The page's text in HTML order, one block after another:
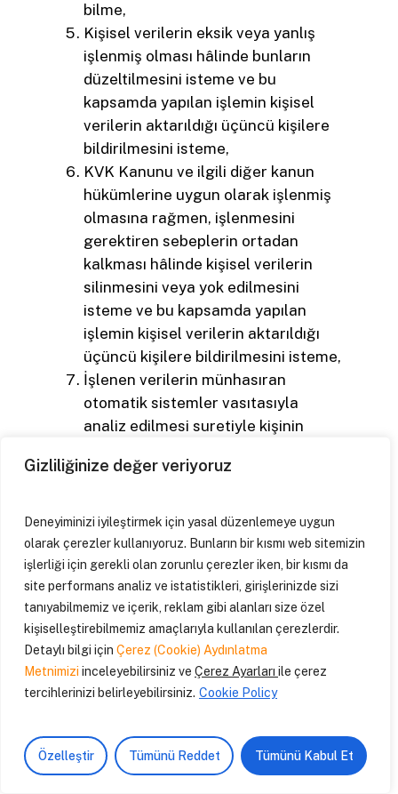
Gizliliğinize değer veriyoruz
Deneyiminizi iyileştirmek için yasal düzenlemeye uygun
olarak çerezler kullanıyoruz. Bunların bir kısmı web sitemizin
işlerliği için gerekli olan zorunlu çerezler iken, bir kısmı da
site performans analiz ve istatistikleri, girişlerinizde sizi
tanıyabilmemiz ve içerik, reklam gibi alanları size özel
kişiselleştirebilmemiz amaçlarıyla kullanılan çerezlerdir.
Detaylı bilgi için Çerez (Cookie) Aydınlatma
Metnimizi inceleyebilirsiniz ve Çerez Ayarları ile çerez
tercihlerinizi belirleyebilirsiniz. Cookie Policy
Özelleştir Tümünü Reddet Tümünü Kabul Et
bilme,
Kişisel verilerin eksik veya yanlış
işlenmiş olması hâlinde bunların
düzeltilmesini isteme ve bu
kapsamda yapılan işlemin kişisel
verilerin aktarıldığı üçüncü kişilere
bildirilmesini isteme,
KVK Kanunu ve ilgili diğer kanun
hükümlerine uygun olarak işlenmiş
olmasına rağmen, işlenmesini
gerektiren sebeplerin ortadan
kalkması hâlinde kişisel verilerin
silinmesini veya yok edilmesini
isteme ve bu kapsamda yapılan
işlemin kişisel verilerin aktarıldığı
üçüncü kişilere bildirilmesini isteme,
İşlenen verilerin münhasıran
otomatik sistemler vasıtasıyla
analiz edilmesi suretiyle kişinin
çıkması halinde bu sonuca itiraz
Kişisel verilerin kanuna aykırı olarak
işlenmesi sebebiyle zarara
uğraması hâlinde zararın
giderilmesini talep etme haklarına
sahiptir.
KVK Kanunu’nun 13. maddesinin 1.
fıkrası gereğince, yukarıda belirtilen
Kurulu’nun belirlediği diğer yöntemlerle
Şirketimize iletebilirsiniz. Başvurunuzu,